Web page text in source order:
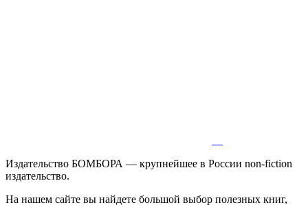
Издательство БОМБОРА — крупнейшее в России non-fiction
издательство.
На нашем сайте вы найдете большой выбор полезных книг,